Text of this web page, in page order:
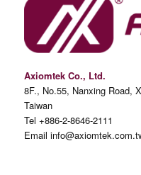
Axiomtek Co., Ltd.
8F., No.55, Nanxing Road,
Taiwan
Tel +886-2-8646-2111
Email